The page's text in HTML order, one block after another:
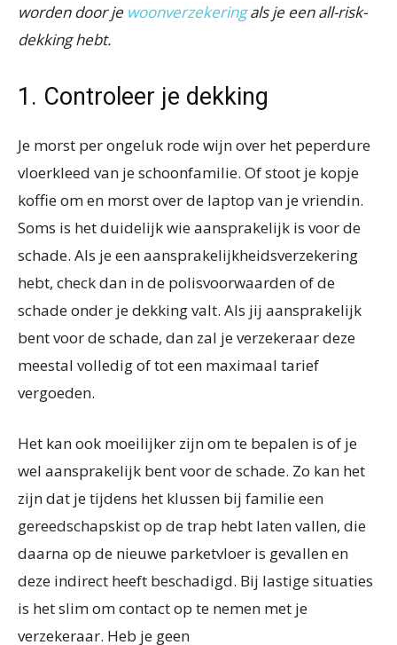
worden door je woonverzekeringals je een all-risk-
dekking hebt.
1. Controleer je dekking
Je morst per ongeluk rode wijn over het peperdure
vloerkleed van je schoonfamilie. Of stoot je kopje
koffie om en morst over de laptop van je vriendin.
Soms is het duidelijk wie aansprakelijk is voor de
schade. Als je een aansprakelijkheidsverzekering
hebt, check dan in de polisvoorwaarden of de
schade onder je dekking valt. Als jij aansprakelijk
bent voor de schade, dan zal je verzekeraar deze
meestal volledig of tot een maximaal tarief
vergoeden.
Het kan ook moeilijker zijn om te bepalen is of je
wel aansprakelijk bent voor de schade. Zo kan het
zijn dat je tijdens het klussen bij familie een
gereedschapskist op de trap hebt laten vallen, die
daarna op de nieuwe parketvloer is gevallen en
deze indirect heeft beschadigd. Bij lastige situaties
is het slim om contact op te nemen met je
verzekeraar. Heb je geen